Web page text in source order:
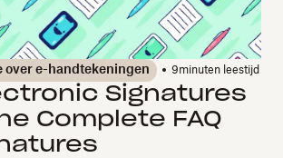
over e-handtekeningen 9minuten leestijd
Signatures
Complete FAQ